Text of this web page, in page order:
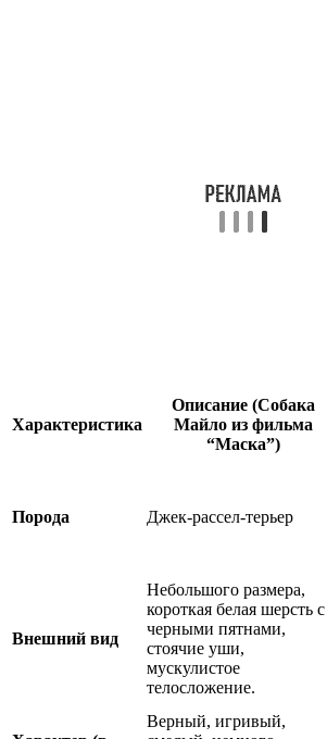
Характеристика
Описание (Собака
Майло из фильма
“Маска”)
Порода Джек-рассел-терьер
Внешний вид
Небольшого размера,
короткая белая шерсть с
черными пятнами,
стоячие уши,
мускулистое
телосложение.
Верный, игривый,